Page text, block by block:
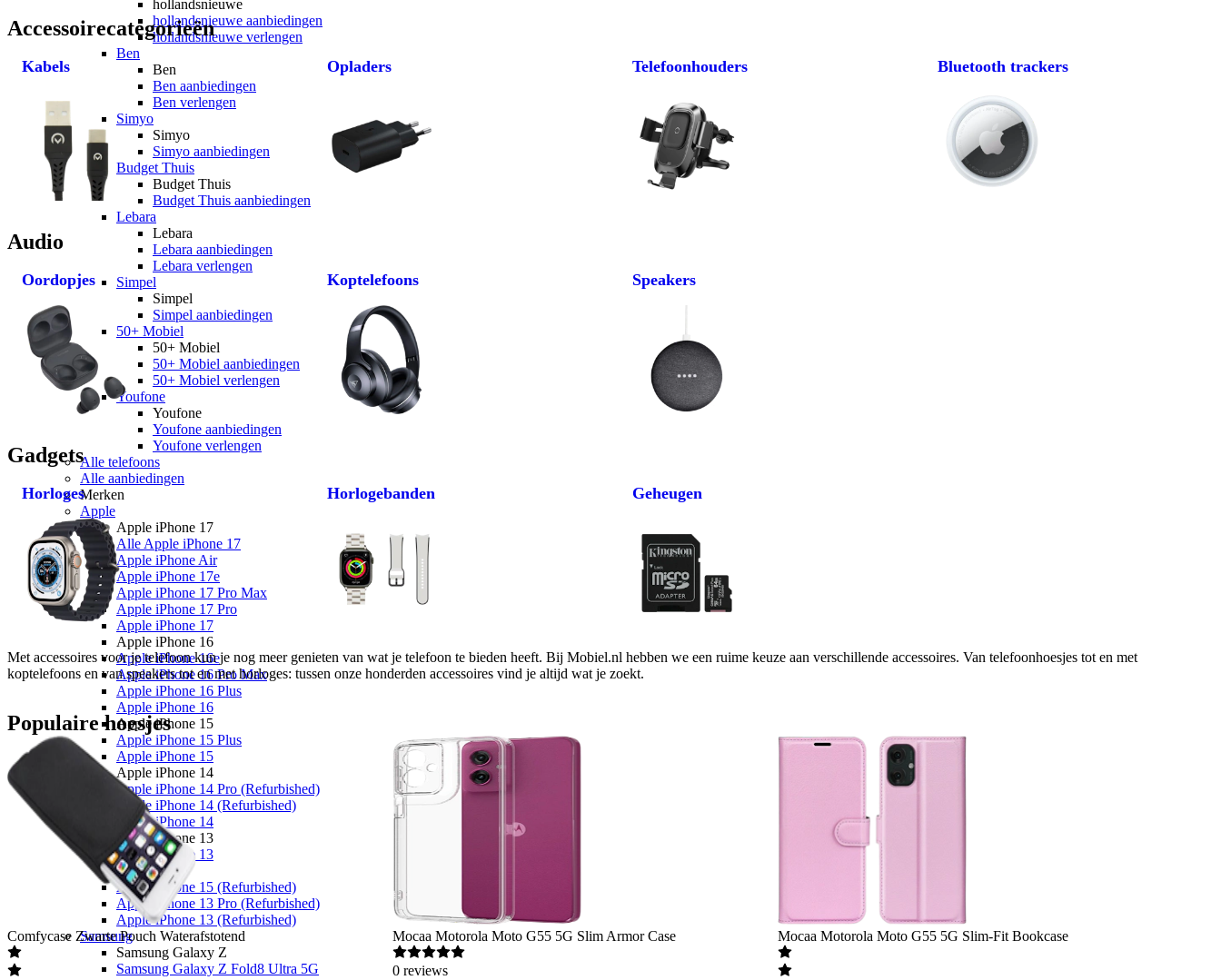
hollandsnieuwe
hollandsnieuwe aanbiedingen
hollandsnieuwe verlengen
Ben
Ben
Ben aanbiedingen
Ben verlengen
Simyo
Simyo
Simyo aanbiedingen
Budget Thuis
Budget Thuis
Budget Thuis aanbiedingen
Lebara
Lebara
Lebara aanbiedingen
Lebara verlengen
Simpel
Simpel
Simpel aanbiedingen
50+ Mobiel
50+ Mobiel
50+ Mobiel aanbiedingen
50+ Mobiel verlengen
Youfone
Youfone
Youfone aanbiedingen
Youfone verlengen
Alle telefoons
Alle aanbiedingen
Merken
Apple
Apple iPhone 17
Alle Apple iPhone 17
Apple iPhone Air
Apple iPhone 17e
Apple iPhone 17 Pro Max
Apple iPhone 17 Pro
Apple iPhone 17
Apple iPhone 16
Apple iPhone 16e
Apple iPhone 16 Pro Max
Apple iPhone 16 Plus
Apple iPhone 16
Apple iPhone 15
Apple iPhone 15 Plus
Apple iPhone 15
Apple iPhone 14
Apple iPhone 14 Pro (Refurbished)
Apple iPhone 14 (Refurbished)
Apple iPhone 14
Apple iPhone 13
Apple iPhone 13
Overige
Apple iPhone 15 (Refurbished)
Apple iPhone 13 Pro (Refurbished)
Apple iPhone 13 (Refurbished)
Samsung
Samsung Galaxy Z
Samsung Galaxy Z Fold8 Ultra 5G
Accessoirecategorieën
Kabels Opladers Telefoonhouders Bluetooth trackers
Audio
Oordopjes Koptelefoons Speakers
Gadgets
Horloges Horlogebanden Geheugen
Met accessoires voor je telefoon kun je nog meer genieten van wat je telefoon te bieden heeft. Bij Mobiel.nl hebben we een ruime keuze aan verschillende accessoires. Van telefoonhoesjes tot en met
koptelefoons en van speakers tot en met horloges: tussen onze honderden accessoires vind je altijd wat je zoekt.
Populaire hoesjes
Comfycase Zwarte Pouch Waterafstotend Mocaa Motorola Moto G55 5G Slim Armor Case
0 reviews
Mocaa Motorola Moto G55 5G Slim-Fit Bookcase